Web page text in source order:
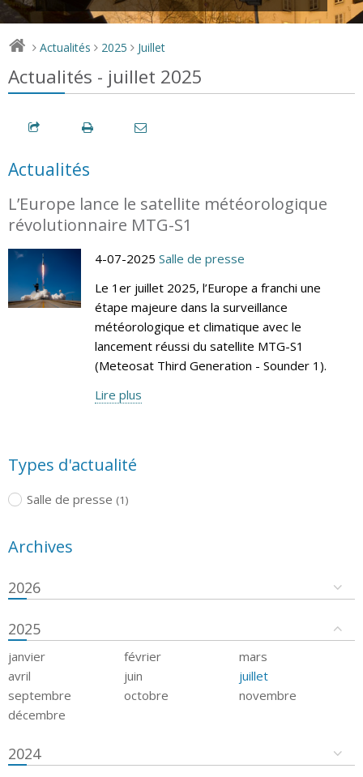
> Actualités > 2025 > Juillet
Actualités - juillet 2025
Actualités
L’Europe lance le satellite météorologique
révolutionnaire MTG-S1
4-07-2025 Salle de presse
Le 1er juillet 2025, l’Europe a franchi une
étape majeure dans la surveillance
météorologique et climatique avec le
lancement réussi du satellite MTG-S1
(Meteosat Third Generation - Sounder 1).
Lire plus
Types d'actualité
Salle de presse (1)
Archives
2026
2025
janvier février
mars
avril
juin
juillet
septembre
octobre
novembre
décembre
2024